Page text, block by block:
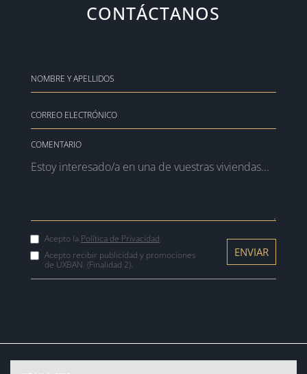
CONTÁCTANOS
COMENTARIO
Acepto la Política de Privacidad.
Acepto recibir publicidad y promociones
de UXBAN. (Finalidad 2).